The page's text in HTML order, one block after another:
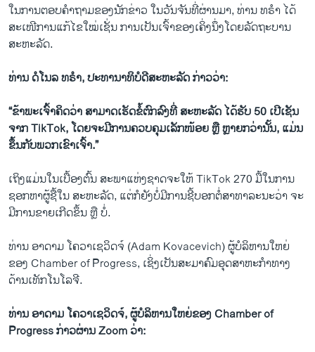
ໃນການຕອບຄໍາຖາມຂອງນັກຂ່າວ ໃນວັນຈັນທີ່ຜ່ານມາ, ທ່ານ ທຣໍາ ໄດ້
ສະເໜີການແກ້ໄຂໃໝ່ເຊັ່ນ ການເປັນເຈົ້າຂອງເຄິ່ງນຶ່ງໂດຍລັດຖະບານ
ສະຫະລັດ.
ທ່ານ ດໍໂນລ ທຣໍາ, ປະທານາທິບໍດີສະຫະລັດ ກ່າວວ່າ:
“ຂ້າພະເຈົ້າຄິດວ່າ ສາມາດເຮັດຂໍ້ຕົກລົງທີ່ ສະຫະລັດ ໄດ້ຮັບ 50 ເປີເຊັນ
ຈາກ TikTok, ໂດຍຈະມີການຄວບຄຸມເລັກໜ້ອຍ ຫຼື ຫຼາຍກວ່ານັ້ນ, ແມ່ນ
ຂຶ້ນກັບພວກເຂົາເຈົ້າ.”
ເຖິງ​ແມ່ນໃນ​ເບື້ອງ​ຕົ້ນ ​ສະພາ​ແຫ່ງ​ຊາດ​ຈະ​ໃຫ້ TikTok 270 ມື້​ໃນ​ການ​
ຊອກ​ຫາ​ຜູ້​ຊື້​ໃນ ສະຫະລັດ, ​ແຕ່ກໍ​ຍັງ​ບໍ່ມີ​ການ​ຊີ້​ບອກ​ຕໍ່​ສາທາລະນະ​ວ່າ ຈະ
ມີ​ການ​ຂາຍ​ເກີດຂຶ້ນ ຫຼື ບໍ່.
ທ່ານ ອາດາມ ໂຄວາເຊວິດຈ໌ (Adam Kovacevich) ຜູ້ບໍລິຫານໃຫຍ່
ຂອງ Chamber of Progress, ເຊິ່ງເປັນສະມາຄົມອຸດສາຫະກໍາທາງ
ດ້ານເທັກໂນໂລຈີ.
ທ່ານ ອາດາມ ໂຄວາເຊວິດຈ໌, ຜູ້ບໍລິຫານໃຫຍ່ຂອງ Chamber of
Progress ກ່າວຜ່ານ Zoom ວ່າ: